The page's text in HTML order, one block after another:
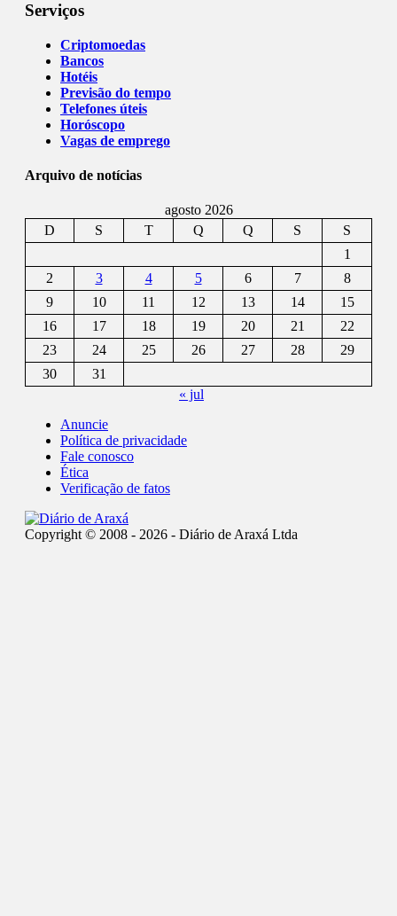
Serviços
Criptomoedas
Bancos
Hotéis
Previsão do tempo
Telefones úteis
Horóscopo
Vagas de emprego
Arquivo de notícias
agosto 2026
D
S T Q Q S
S
1
2
3 4 5 6 7
8
9
10 11 12 13 14
15
16
17 18 19 20 21
22
23
24 25 26 27 28
29
30
31
« jul
Anuncie
Política de privacidade
Fale conosco
Ética
Verificação de fatos
Copyright © 2008 - 2026 - Diário de Araxá Ltda